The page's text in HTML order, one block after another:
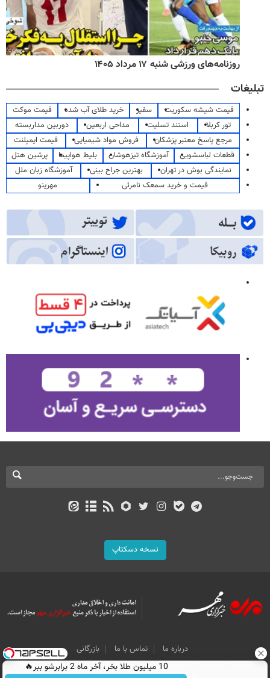
روزنامه‌های ورزشی شنبه ۱۷ مرداد ۱۴۰۵
تبلیغات
قیمت شیشه سکوریت سفیر خرید طلای آب شده
قیمت موکت
تور کربلا
استند تسلیت مداحی اربعین
دوربین مداربسته
مرجع پاسخ معتبر پزشکان
فروش مواد شیمیایی
قیمت ایمپلنت
قطعات لباسشویی
آموزشگاه تیزهوشان بلیط هواپیما
پرشین هتل
نمایندگی بوش در تهران
بهترین جراح بینی
آموزشگاه زبان ملل
قیمت و خرید سمعک نامرئی
مهرینو
نسخه دسکتاپ
درباره ما تماس با ما
بازرگانی
All Content by Mehr News Agency is licensed under a Creative Commons
10 میلیون طلا بخر، آخر ماه 2 برابرشو ببر🔥